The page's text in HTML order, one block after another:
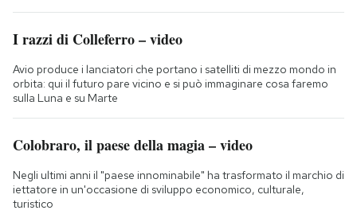
I razzi di Colleferro – video
Avio produce i lanciatori che portano i satelliti di mezzo mondo in
orbita: qui il futuro pare vicino e si può immaginare cosa faremo
sulla Luna e su Marte
Colobraro, il paese della magia – video
Negli ultimi anni il "paese innominabile" ha trasformato il marchio di
iettatore in un'occasione di sviluppo economico, culturale,
turistico